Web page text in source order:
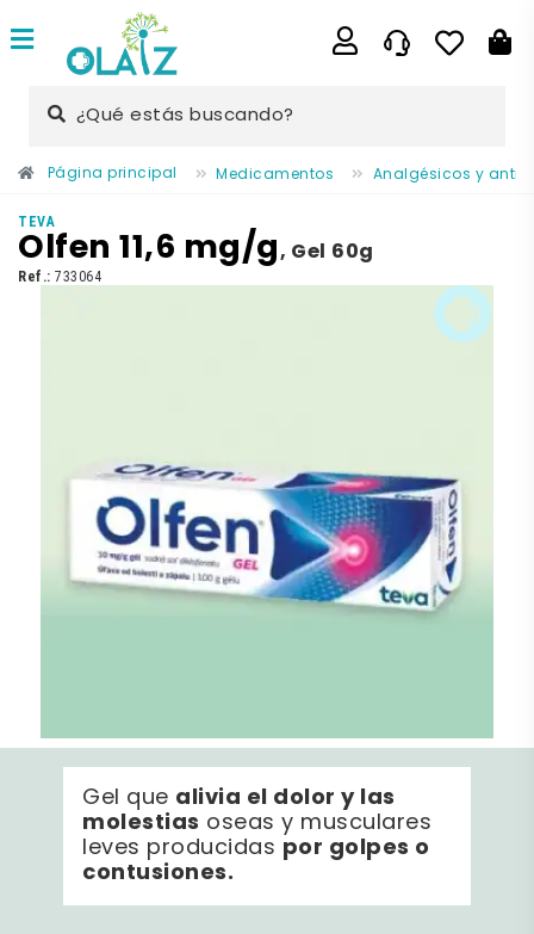
¿Qué estás buscando?
Página principal Medicamentos Analgésicos y
TEVA
Olfen 11,6 mg/g, Gel 60g
Ref.: 733064
Gel que alivia el dolor y las
molestias oseas y musculares
leves producidas por golpes o
contusiones.